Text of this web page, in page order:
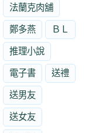
法蘭克肉舖
鄭多燕 ＢＬ
推理小說
電子書 送禮
送男友
送女友